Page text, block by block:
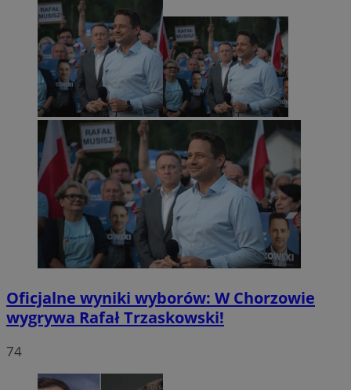
Oficjalne wyniki wyborów: W Chorzowie
wygrywa Rafał Trzaskowski!
74